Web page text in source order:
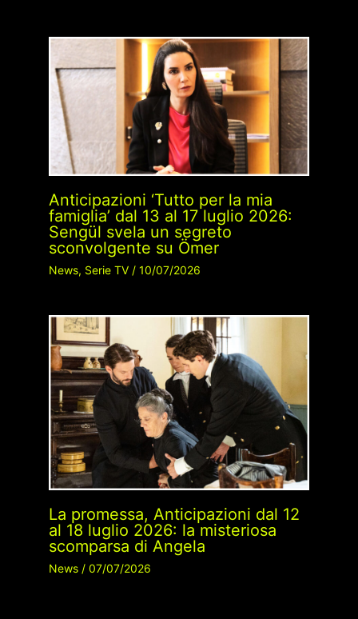
Anticipazioni ‘Tutto per la mia
famiglia’ dal 13 al 17 luglio 2026:
Sengül svela un segreto
sconvolgente su Ömer
News, Serie TV/ 10/07/2026
La promessa, Anticipazioni dal 12
al 18 luglio 2026: la misteriosa
scomparsa di Angela
News/ 07/07/2026